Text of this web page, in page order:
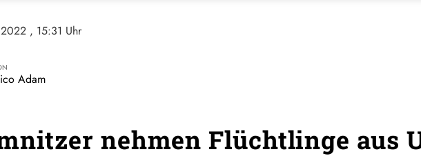
, 15:31 Uhr
Adam
nehmen Flüchtlinge aus